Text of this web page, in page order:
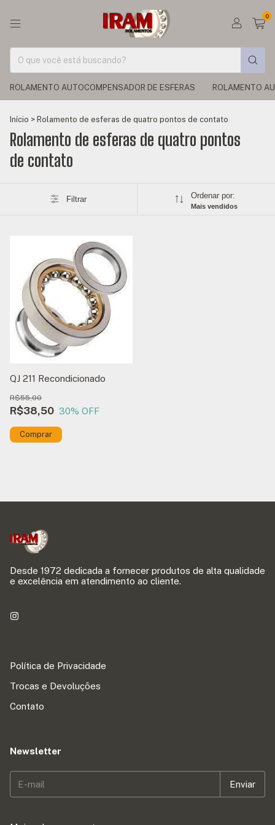
0
ROLAMENTO AUTOCOMPENSADOR DE ESFERAS ROLAMENTO
Início > Rolamento de esferas de quatro pontos de contato
Rolamento de esferas de quatro pontos
de contato
Filtrar Ordenar por:
Mais vendidos
QJ 211 Recondicionado
R$38,50
R$55,00
30% OFF
Desde 1972 dedicada a fornecer produtos de alta qualidade
e excelência em atendimento ao cliente.
Política de Privacidade
Trocas e Devoluções
Contato
Newsletter